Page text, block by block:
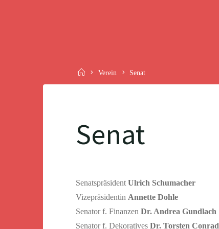
...DOKUMENTARISCH
NACHWEISBAR
HomeVerein Senat
Senat
Senatspräsident Ulrich Schumacher
Vizepräsidentin Annette Dohle
Senator f. Finanzen Dr. Andrea Gundlach
Senator f. Dekoratives Dr. Torsten Conrad